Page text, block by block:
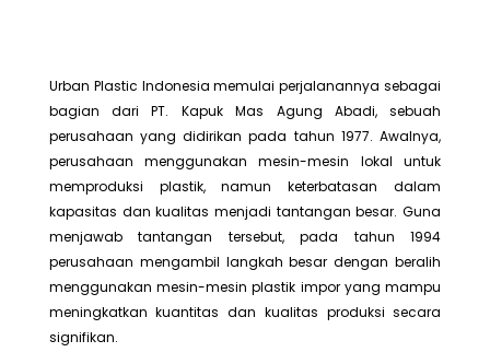
Urban Plastic Indonesia memulai perjalanannya sebagai
bagian dari PT. Kapuk Mas Agung Abadi, sebuah
perusahaan yang didirikan pada tahun 1977. Awalnya,
perusahaan menggunakan mesin-mesin lokal untuk
memproduksi plastik, namun keterbatasan dalam
kapasitas dan kualitas menjadi tantangan besar. Guna
menjawab tantangan tersebut, pada tahun 1994
perusahaan mengambil langkah besar dengan beralih
menggunakan mesin-mesin plastik impor yang mampu
meningkatkan kuantitas dan kualitas produksi secara
signifikan.